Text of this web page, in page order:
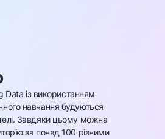
Data із використанням
навчання будуються
Завдяки цьому можна
за понад 100 різними